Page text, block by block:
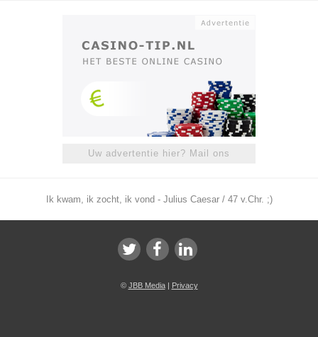
Uw advertentie hier? Mail ons
Ik kwam, ik zocht, ik vond - Julius Caesar / 47 v.Chr. ;)
© JBB Media| Privacy